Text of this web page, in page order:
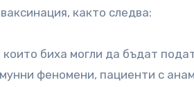
както следва:
биха могли да бъдат
феномени, пациенти с